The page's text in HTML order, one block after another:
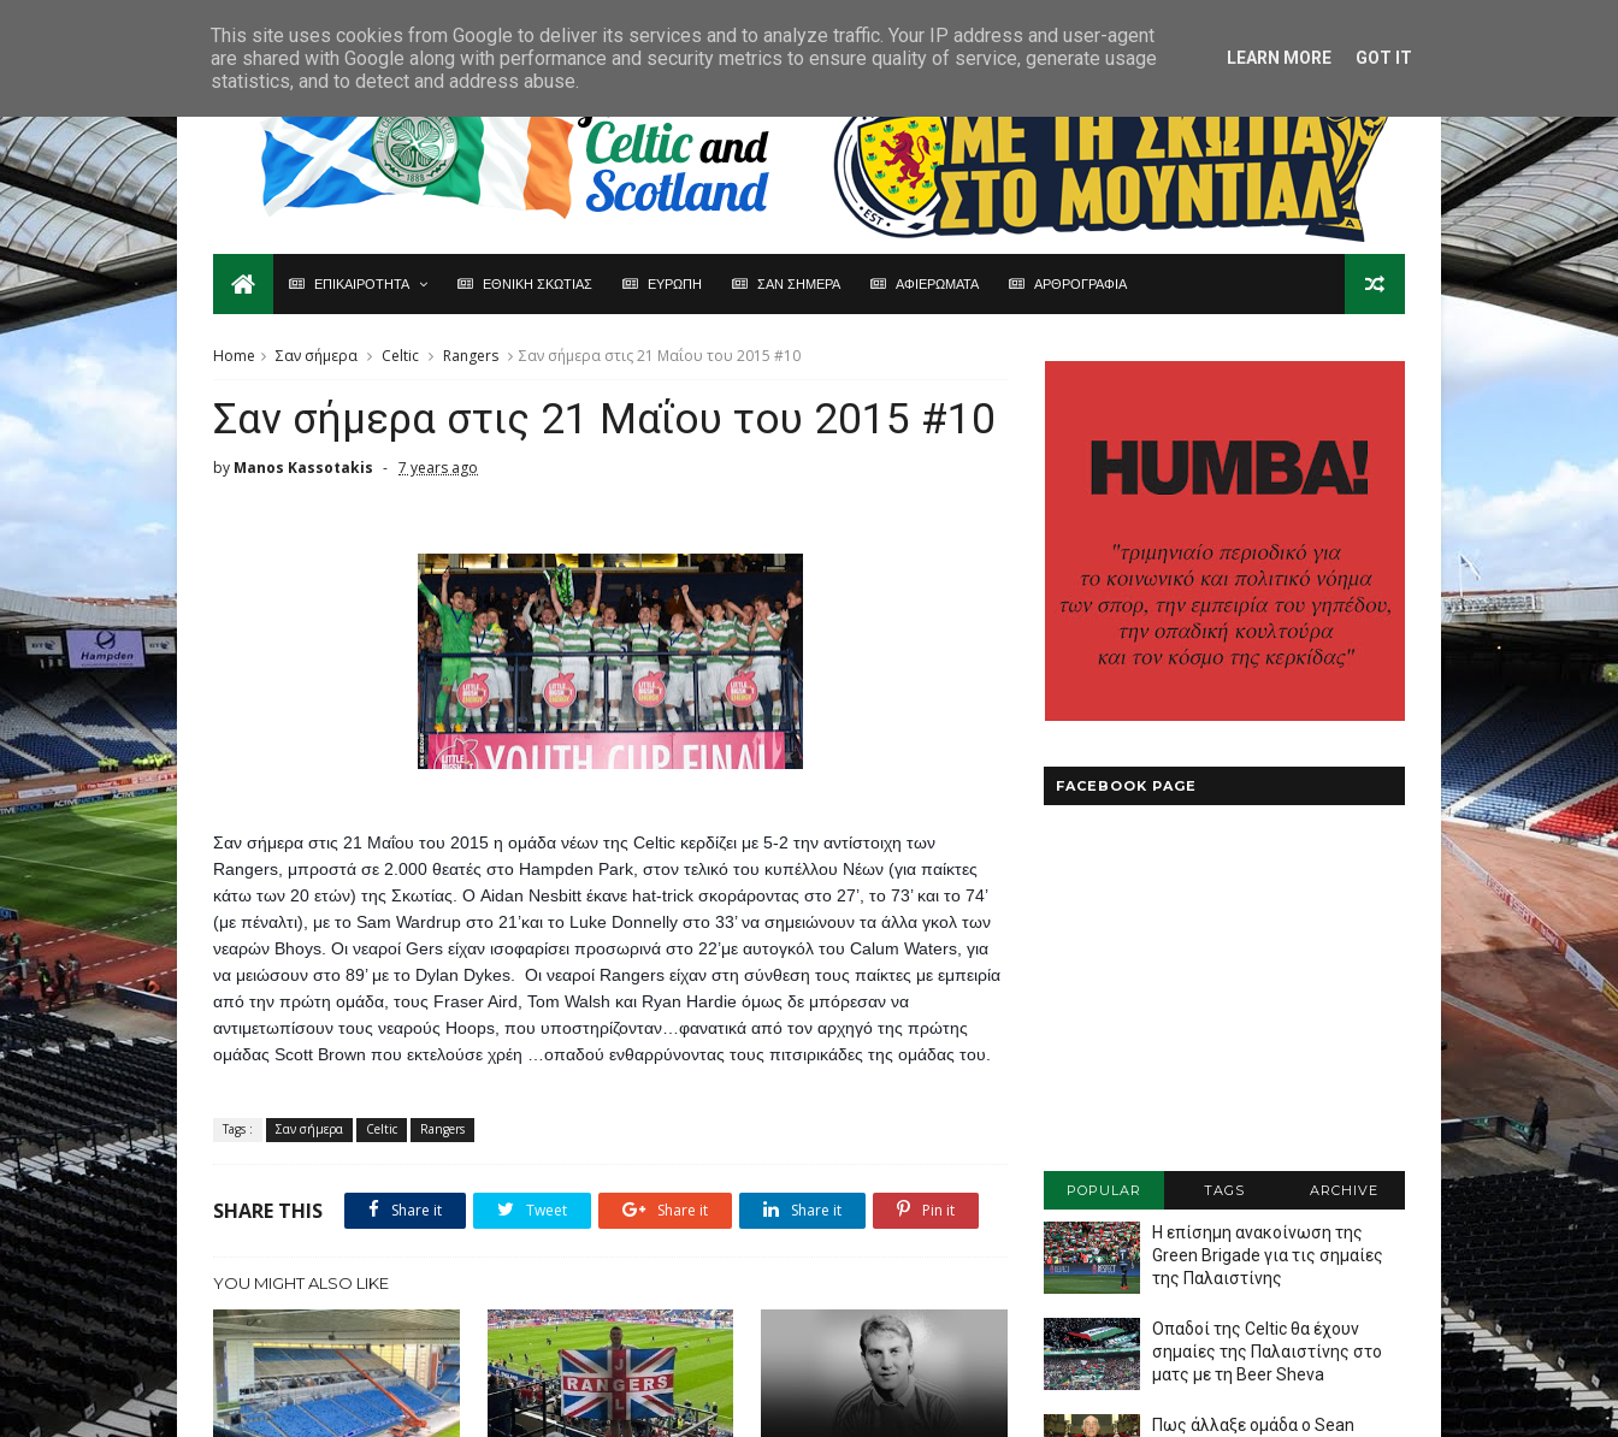
ΕΠΙΚΑΙΡΟΤΗΤΑ ΕΘΝΙΚΗ ΣΚΩΤΙΑΣ ΕΥΡΩΠΗ ΣΑΝ ΣΗΜΕΡΑ ΑΦΙΕΡΩΜΑΤΑ ΑΡΘΡΟΓΡΑΦΙΑ
Home Σαν σήμερα Celtic Rangers Σαν σήμερα στις 21 Μαΐου του 2015 #10
Σαν σήμερα στις 21 Μαΐου του 2015 #10
by Manos Kassotakis 7 years ago
Σαν σήμερα στις 21 Μαΐου του 2015 η ομάδα νέων της Celtic κερδίζει με 5-2 την αντίστοιχη των
Rangers, μπροστά σε 2.000 θεατές στο Hampden Park, στον τελικό του κυπέλλου Νέων (για παίκτες
κάτω των 20 ετών) της Σκωτίας. Ο Aidan Nesbitt έκανε hat-trick σκοράροντας στο 27’, το 73’ και το 74’
(με πέναλτι), με το Sam Wardrup στο 21’και το Luke Donnelly στο 33’ να σημειώνουν τα άλλα γκολ των
νεαρών Bhoys. Οι νεαροί Gers είχαν ισοφαρίσει προσωρινά στο 22’με αυτογκόλ του Calum Waters, για
να μειώσουν στο 89’ με το Dylan Dykes. Οι νεαροί Rangers είχαν στη σύνθεση τους παίκτες με εμπειρία
από την πρώτη ομάδα, τους Fraser Aird, Tom Walsh και Ryan Hardie όμως δε μπόρεσαν να
αντιμετωπίσουν τους νεαρούς Hoops, που υποστηρίζονταν…φανατικά από τον αρχηγό της πρώτης
ομάδας Scott Brown που εκτελούσε χρέη …οπαδού ενθαρρύνοντας τους πιτσιρικάδες της ομάδας του.
Tags : Σαν σήμερα Celtic Rangers
SHARE THIS Share it Tweet Share it Share it Pin it
YOU MIGHT ALSO LIKE
FACEBOOK PAGE
POPULAR TAGS ARCHIVE
Η επίσημη ανακοίνωση της
Green Brigade για τις σημαίες
της Παλαιστίνης
Οπαδοί της Celtic θα έχουν
σημαίες της Παλαιστίνης στο
ματς με τη Beer Sheva
Πως άλλαξε ομάδα ο Sean
This site uses cookies from Google to deliver its services and to analyze traffic. Your IP address and user-agent
are shared with Google along with performance and security metrics to ensure quality of service, generate usage
statistics, and to detect and address abuse.
LEARN MORE GOT IT